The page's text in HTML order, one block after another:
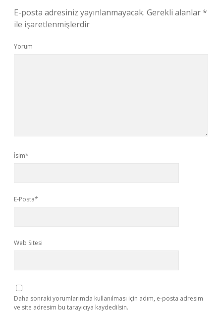
E-posta adresiniz yayınlanmayacak. Gerekli alanlar*
ile işaretlenmişlerdir
Yorum
İsim*
E-Posta*
Web Sitesi
Daha sonraki yorumlarımda kullanılması için adım, e-posta adresim
ve site adresim bu tarayıcıya kaydedilsin.